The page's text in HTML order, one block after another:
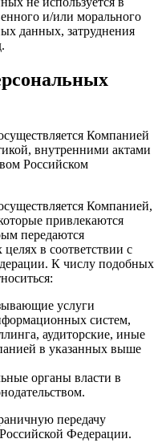
и/или морального
данных, затруднения
Компанией
внутренними актами
Российском
Компанией,
привлекаются
передаются
в соответствии с
К числу подобных
услуги
систем,
аудиторские, иные
в указанных выше
органы власти в
передачу
Федерации.